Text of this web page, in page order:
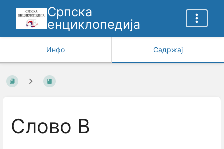
Српска
енциклопедија
Инфо Садржај
Слово В